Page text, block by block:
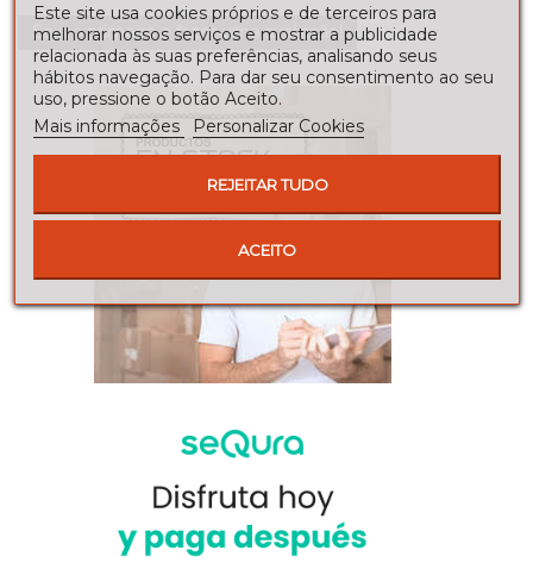
Seja o primeiro a fazer uma avaliação!
Este site usa cookies próprios e de terceiros para
melhorar nossos serviços e mostrar a publicidade
relacionada às suas preferências, analisando seus
hábitos navegação. Para dar seu consentimento ao seu
uso, pressione o botão Aceito.
Mais informações
Personalizar Cookies
REJEITAR TUDO
ACEITO